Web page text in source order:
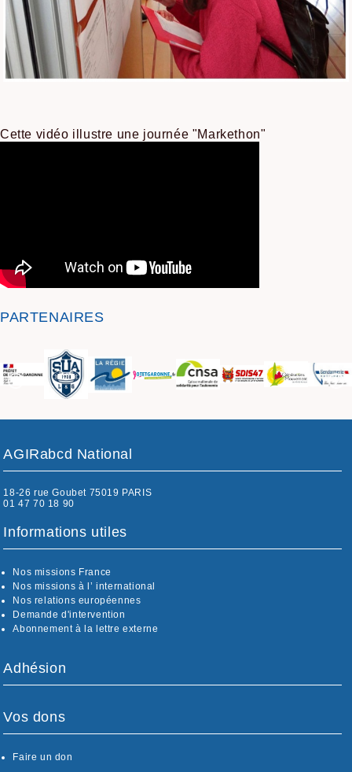
Cette vidéo illustre une journée "Markethon"
PARTENAIRES
AGIRabcd National
18-26 rue Goubet 75019 PARIS
01 47 70 18 90
Informations utiles
Nos missions France
Nos missions à l’ international
Nos relations européennes
Demande d'intervention
Abonnement à la lettre externe
Adhésion
Vos dons
Faire un don